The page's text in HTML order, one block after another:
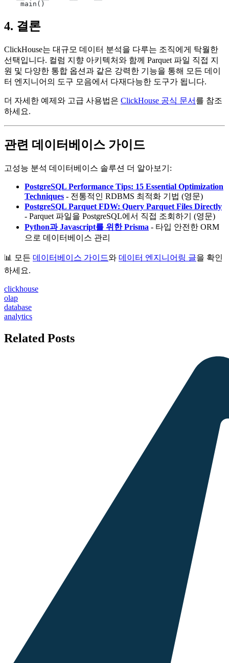
    main()
4. 결론
ClickHouse는 대규모 데이터 분석을 다루는 조직에게 탁월한
선택입니다. 컬럼 지향 아키텍처와 함께 Parquet 파일 직접 지
원 및 다양한 통합 옵션과 같은 강력한 기능을 통해 모든 데이
터 엔지니어의 도구 모음에서 다재다능한 도구가 됩니다.
더 자세한 예제와 고급 사용법은 ClickHouse 공식 문서 를 참조
하세요.
관련 데이터베이스 가이드
고성능 분석 데이터베이스 솔루션 더 알아보기:
PostgreSQL Performance Tips: 15 Essential Optimization
Techniques - 전통적인 RDBMS 최적화 기법 (영문)
PostgreSQL Parquet FDW: Query Parquet Files Directly
- Parquet 파일을 PostgreSQL에서 직접 조회하기 (영문)
Python과 Javascript를 위한 Prisma - 타입 안전한 ORM
으로 데이터베이스 관리
📊 모든 데이터베이스 가이드와 데이터 엔지니어링 글을 확인
하세요.
clickhouse
olap
database
analytics
Related Posts